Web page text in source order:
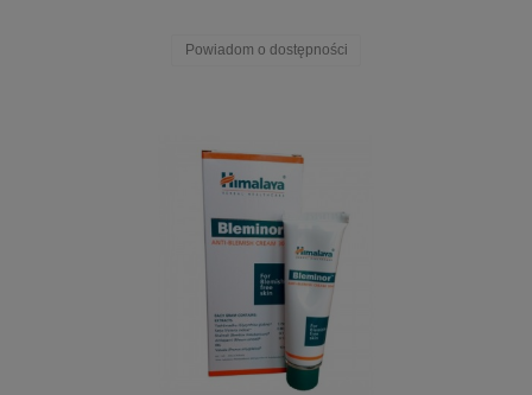
Powiadom o dostępności